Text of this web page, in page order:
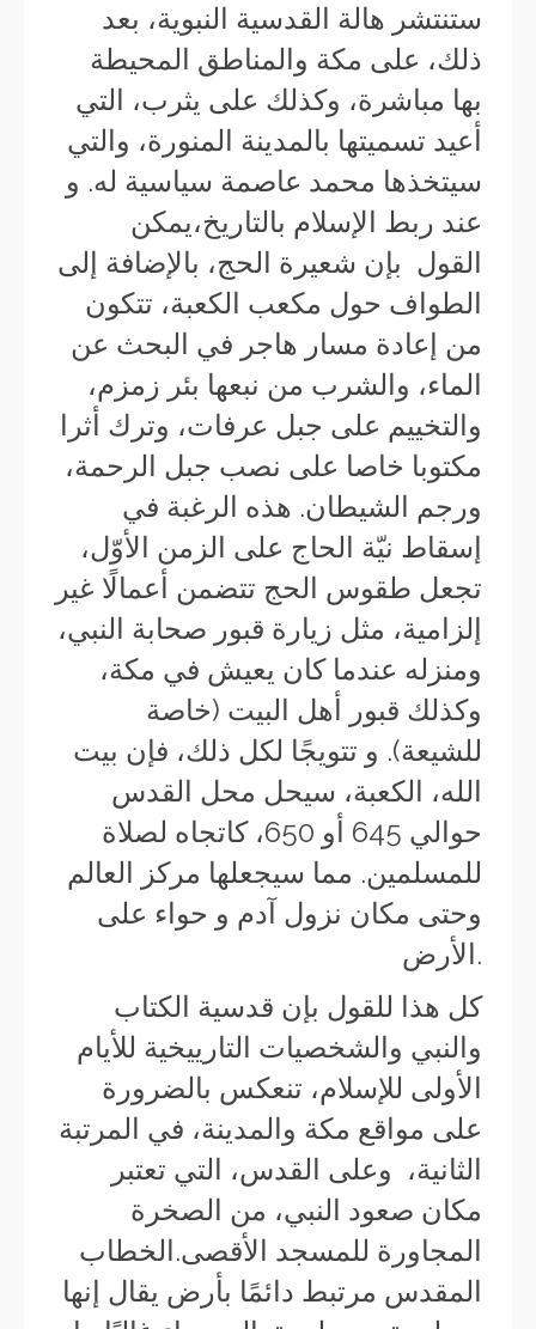
ستنتشر هالة القدسية النبوية، بعد
ذلك، على مكة والمناطق المحيطة
بها مباشرة، وكذلك على يثرب، التي
أعيد تسميتها بالمدينة المنورة، والتي
سيتخذها محمد عاصمة سياسية له. و
عند ربط الإسلام بالتاريخ،يمكن
القول بإن شعيرة الحج، بالإضافة إلى
الطواف حول مكعب الكعبة، تتكون
من إعادة مسار هاجر في البحث عن
الماء، والشرب من نبعها بئر زمزم،
والتخييم على جبل عرفات، وترك أثرا
مكتوبا خاصا على نصب جبل الرحمة،
ورجم الشيطان. هذه الرغبة في
إسقاط نيّة الحاج على الزمن الأوّل،
تجعل طقوس الحج تتضمن أعمالًا غير
إلزامية، مثل زيارة قبور صحابة النبي،
ومنزله عندما كان يعيش في مكة،
وكذلك قبور أهل البيت (خاصة
للشيعة). و تتويجًا لكل ذلك، فإن بيت
الله، الكعبة، سيحل محل القدس
حوالي
645 أو 650، كاتجاه لصلاة
للمسلمين. مما سيجعلها مركز العالم
وحتى مكان نزول آدم و حواء على
الأرض.
كل هذا للقول بإن قدسية الكتاب
والنبي والشخصيات التارييخية للأيام
الأولى للإسلام، تنعكس بالضرورة
على مواقع مكة والمدينة، في المرتبة
الثانية، وعلى القدس، التي تعتبر
مكان صعود النبي، من الصخرة
المجاورة للمسجد الأقصى.الخطاب
المقدس مرتبط دائمًا بأرض يقال إنها